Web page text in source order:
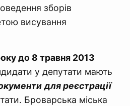
зборів
висування
до 8 травня 2013
у депутати мають
и для реєстрації
Броварська міська